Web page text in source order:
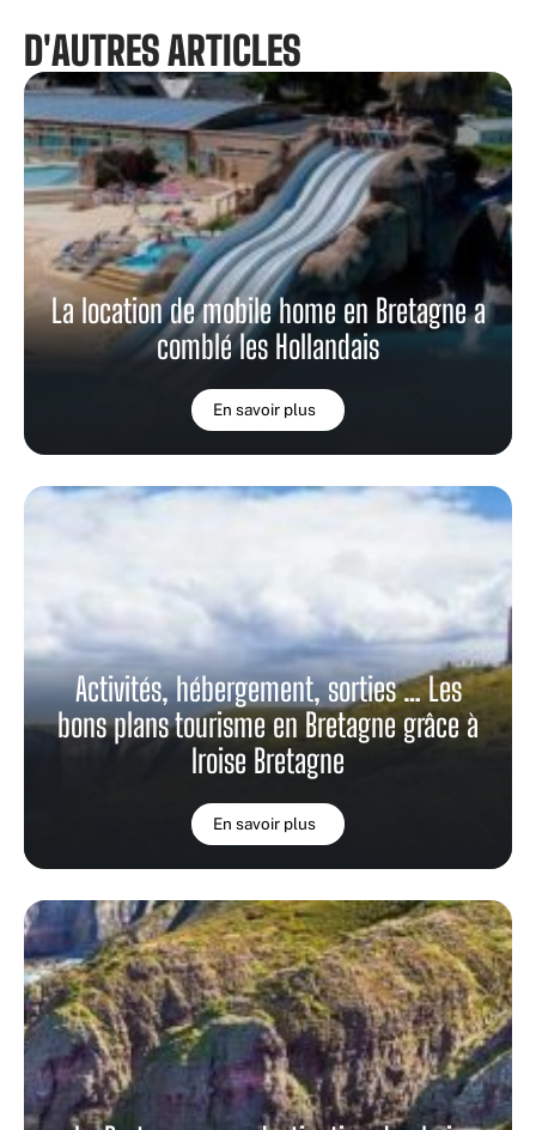
D'AUTRES ARTICLES
La location de mobile home en Bretagne a
comblé les Hollandais
En savoir plus
Activités, hébergement, sorties … Les
bons plans tourisme en Bretagne grâce à
Iroise Bretagne
En savoir plus